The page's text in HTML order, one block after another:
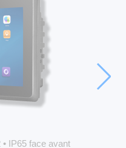
• IP65 face avant